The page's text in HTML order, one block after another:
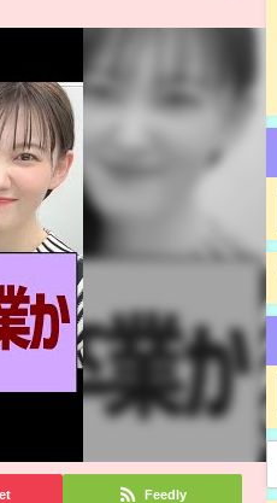
Feedly